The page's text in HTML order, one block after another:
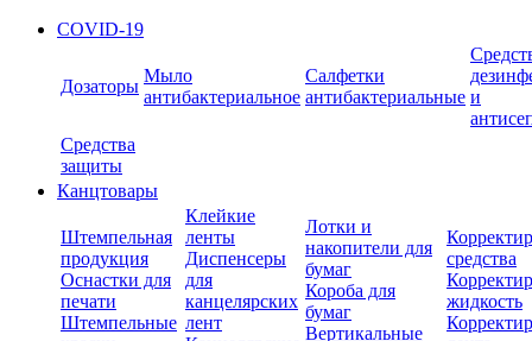
COVID-19
Дозаторы
Мыло
антибактериальное
Салфетки
антибактериальные и
Средства
защиты
Канцтовары
Штемпельная
продукция
Оснастки для
печати
Штемпельные
Клейкие
ленты
Диспенсеры
для
канцелярских
лент
Лотки и
накопители для
бумаг
Короба для
бумаг
Вертикальные
средства
жидкость